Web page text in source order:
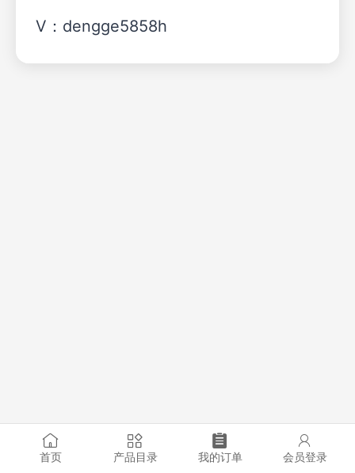
V：dengge5858h
首页 产品目录 我的订单 会员登录